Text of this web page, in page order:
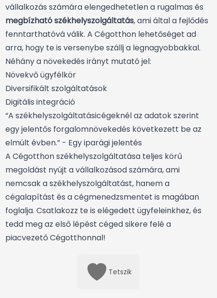
vállalkozás számára elengedhetetlen a rugalmas és
megbízható székhelyszolgáltatás, ami által a fejlődés
fenntarthatóvá válik. A Cégotthon lehetőséget ad
arra, hogy te is versenybe szállj a legnagyobbakkal.
Néhány a növekedés irányt mutató jel:
Növekvő ügyfélkör
Diversifikált szolgáltatások
Digitális integráció
“A székhelyszolgáltatásicégeknél az adatok szerint
egy jelentős forgalomnövekedés következett be az
elmúlt évben.” - Egy iparági jelentés
A Cégotthon székhelyszolgáltatása teljes körű
megoldást nyújt a vállalkozásod számára, ami
nemcsak a székhelyszolgáltatást, hanem a
cégalapítást és a cégmenedzsmentet is magában
foglalja. Csatlakozz te is elégedett ügyfeleinkhez, és
tedd meg az első lépést céged sikere felé a
piacvezető Cégotthonnal!
Tetszik